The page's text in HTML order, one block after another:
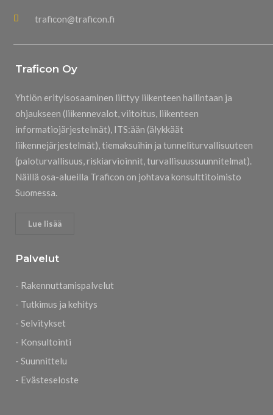
traficon@traficon.fi
Traficon Oy
Yhtiön erityisosaaminen liittyy liikenteen hallintaan ja
ohjaukseen (liikennevalot, viitoitus, liikenteen
informatiojärjestelmät), ITS:ään (älykkäät
liikennejärjestelmät), tiemaksuihin ja tunneliturvallisuuteen
(paloturvallisuus, riskiarvioinnit, turvallisuussuunnitelmat).
Näillä osa-alueilla Traficon on johtava konsulttitoimisto
Suomessa.
Lue lisää
Palvelut
- Rakennuttamispalvelut
- Tutkimus ja kehitys
- Selvitykset
- Konsultointi
- Suunnittelu
- Evästeseloste